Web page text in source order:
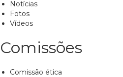
Notícias
Fotos
Vídeos
Comissões
Comissão ética